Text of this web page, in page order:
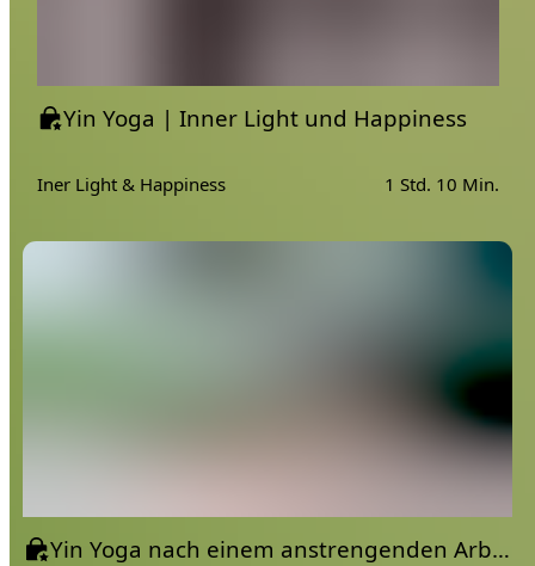
Yin Yoga | Inner Light und Happiness
Iner Light & Happiness 1 Std. 10 Min.
Yin Yoga nach einem anstrengenden Arbeitstag